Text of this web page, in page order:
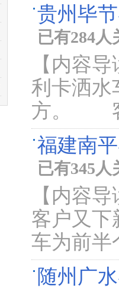
贵州毕
已有284
【内容
利卡洒水
方。 客
福建南
已有345
【内容
客户又下
车为前半
随州广